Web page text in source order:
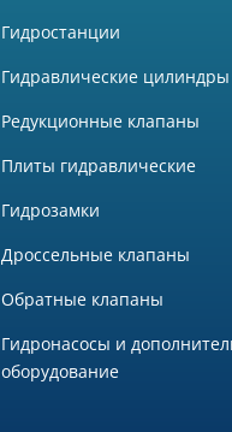
Гидростанции
Гидравлические цилиндры
Редукционные клапаны
Плиты гидравлические
Гидрозамки
Дроссельные клапаны
Обратные клапаны
Гидронасосы и
оборудование